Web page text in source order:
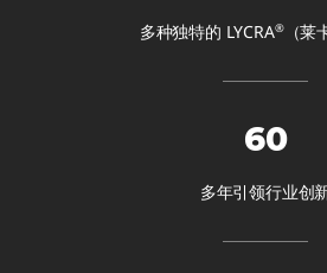
多种独特的 LYCRA®（莱
60
多年引领行业创